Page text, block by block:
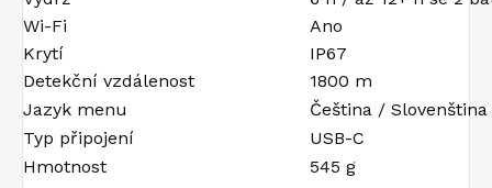
Wi-Fi
Ano
Krytí
IP67
Detekční vzdálenost
1800 m
Jazyk menu
Čeština / Slovenština
Typ připojení
USB-C
Hmotnost
545 g